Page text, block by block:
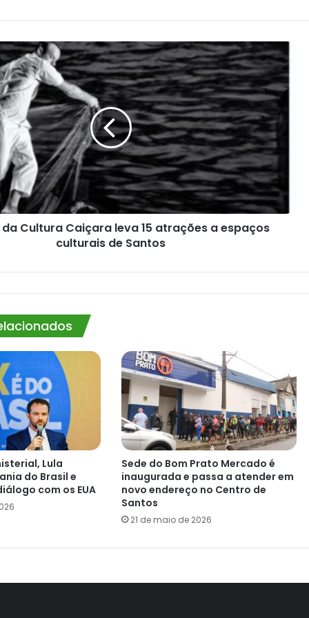
da Cultura Caiçara leva 15 atrações a espaços
culturais de Santos
Lula
do Brasil e
com os EUA
Sede do Bom Prato Mercado é
inaugurada e passa a atender em
novo endereço no Centro de
Santos
21 de maio de 2026